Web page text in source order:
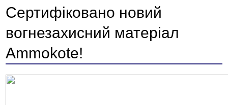
Сертифіковано новий
вогнезахисний матеріал
Ammokote!